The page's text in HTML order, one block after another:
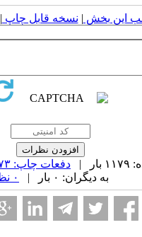
این بخش | نسخه قابل چاپ|
| دفعات چاپ: ۲۷۳ بار
به دیگران: ۰ بار |